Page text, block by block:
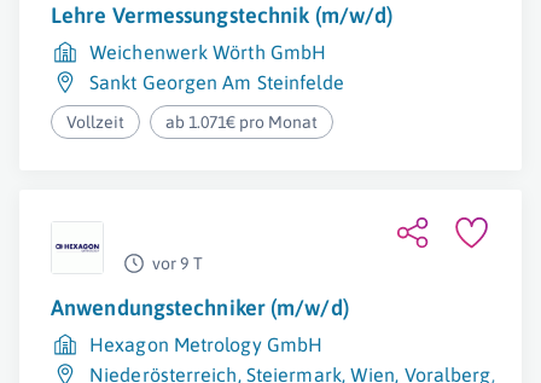
Lehre Vermessungstechnik (m/w/d)
Weichenwerk Wörth GmbH
Sankt Georgen Am Steinfelde
Vollzeit ab 1.071€ pro Monat
vor 9 T
Anwendungstechniker (m/w/d)
Hexagon Metrology GmbH
Niederösterreich, Steiermark,Wien, Voralberg,